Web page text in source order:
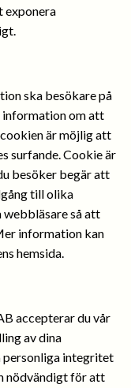
exponera
ska besökare på
om att
är möjlig att
surfande. Cookie är
besöker begär att
till olika
webbläsare så att
information kan
hemsida.
accepterar du vår
av dina
personliga integritet
nödvändigt för att